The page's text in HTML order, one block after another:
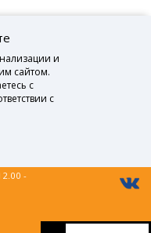
и
сайтом.
с
с
-